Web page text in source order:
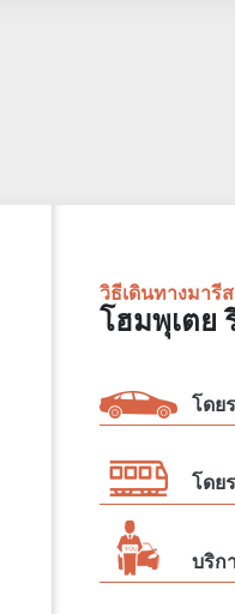
วิธีเดินทางมารี
โฮมพุเตย
โดย
โดย
บริก